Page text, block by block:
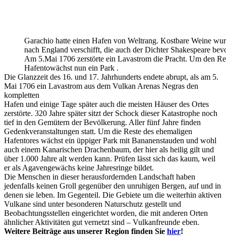
Garachio hatte einen Hafen von Weltrang. Kostbare Weine
nach England verschifft, die auch der Dichter Shakespeare
Am 5.Mai 1706 zerstörte ein Lavastrom die Pracht. Um den
Hafentowächst nun ein Park .
Die Glanzzeit des 16. und 17. Jahrhunderts endete abrupt, als am 5.
Mai 1706 ein Lavastrom aus dem Vulkan Arenas Negras den
kompletten
Hafen und einige Tage später auch die meisten Häuser des Ortes
zerstörte. 320 Jahre später sitzt der Schock dieser Katastrophe noch
tief in den Gemütern der Bevölkerung. Aller fünf Jahre finden
Gedenkveranstaltungen statt. Um die Reste des ehemaligen
Hafentores wächst ein üppiger Park mit Bananenstauden und wohl
auch einem Kanarischen Drachenbaum, der hier als heilig gilt und
über 1.000 Jahre alt werden kann. Prüfen lässt sich das kaum, weil
er als Agavengewächs keine Jahresringe bildet.
Die Menschen in dieser herausfordernden Landschaft haben
jedenfalls keinen Groll gegenüber den unruhigen Bergen, auf und in
denen sie leben. Im Gegenteil. Die Gebiete um die weiterhin aktiven
Vulkane sind unter besonderen Naturschutz gestellt und
Beobachtungsstellen eingerichtet worden, die mit anderen Orten
ähnlicher Aktivitäten gut vernetzt sind – Vulkanfreunde eben.
Weitere Beiträge aus unserer Region finden Sie hier!